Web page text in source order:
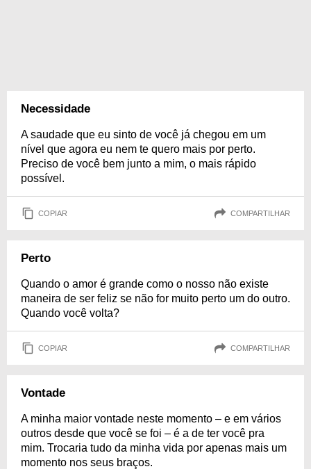
Necessidade
A saudade que eu sinto de você já chegou em um
nível que agora eu nem te quero mais por perto.
Preciso de você bem junto a mim, o mais rápido
possível.
COPIAR COMPARTILHAR
Perto
Quando o amor é grande como o nosso não existe
maneira de ser feliz se não for muito perto um do outro.
Quando você volta?
COPIAR COMPARTILHAR
Vontade
A minha maior vontade neste momento – e em vários
outros desde que você se foi – é a de ter você pra
mim. Trocaria tudo da minha vida por apenas mais um
momento nos seus braços.